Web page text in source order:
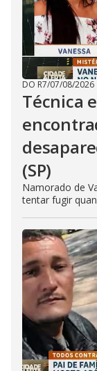
DO R7/07/08/2026
Técnica
(SP)
Namorado de
tentar fugir